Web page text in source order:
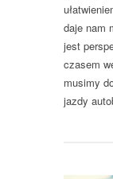
daje nam
jest
czasem
musimy
jazdy